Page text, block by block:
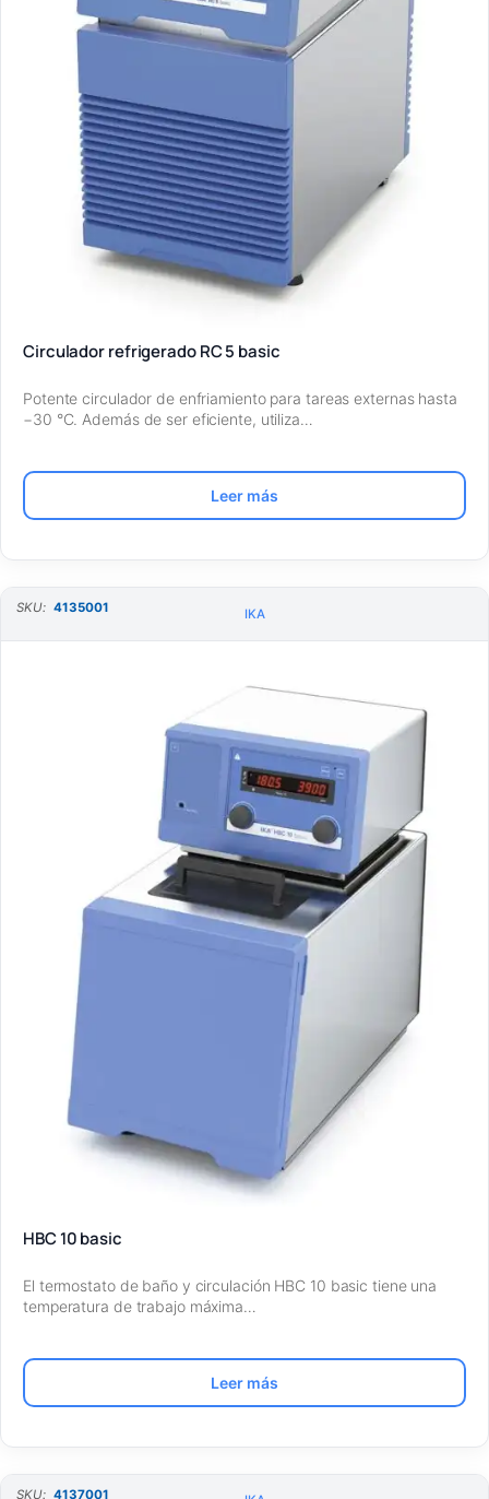
Circulador refrigerado RC 5 basic
Potente circulador de enfriamiento para tareas externas hasta
−30 °C. Además de ser eficiente, utiliza…
Leer más
SKU: 4135001 IKA
HBC 10 basic
El termostato de baño y circulación HBC 10 basic tiene una
temperatura de trabajo máxima…
Leer más
SKU: 4137001